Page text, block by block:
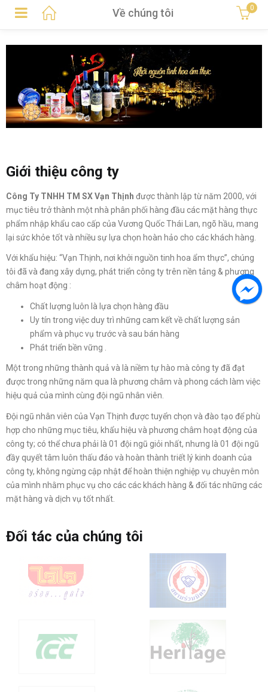
Về chúng tôi 0
Giới thiệu công ty
Công Ty TNHH TM SX Vạn Thịnh được thành lập từ năm 2000, với
mục tiêu trở thành một nhà phân phối hàng đầu các mặt hàng thực
phẩm nhập khẩu cao cấp của Vương Quốc Thái Lan, ngõ hầu, mang
lại sức khỏe tốt và nhiều sự lựa chọn hoàn hảo cho các khách hàng.
Với khẩu hiệu: “Vạn Thịnh, nơi khởi nguồn tinh hoa ẩm thực”, chúng
tôi đã và đang xây dựng, phát triển công ty trên nền tảng & phương
châm hoạt động :
Chất lượng luôn là lựa chọn hàng đầu
Uy tín trong việc duy trì những cam kết về chất lượng sản
phẩm và phục vụ trước và sau bán hàng
Phát triển bền vững .
Một trong những thành quả và là niềm tự hào mà công ty đã đạt
được trong những năm qua là phương châm và phong cách làm việc
hiệu quả của mình cùng đội ngũ nhân viên.
Đội ngũ nhân viên của Vạn Thịnh được tuyển chọn và đào tạo để phù
hợp cho những mục tiêu, khẩu hiệu và phương châm hoạt động của
công ty; có thể chưa phải là 01 đội ngũ giỏi nhất, nhưng là 01 đội ngũ
đầy quyết tâm luôn thấu đáo và hoàn thành triết lý kinh doanh của
công ty, không ngừng cập nhật để hoàn thiện nghiệp vụ chuyên môn
của mình nhằm phục vụ cho các các khách hàng & đối tác những các
mặt hàng và dịch vụ tốt nhất.
Đối tác của chúng tôi